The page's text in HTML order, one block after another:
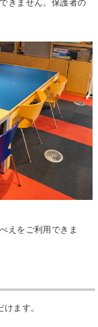
きません。保護者の
えをご利用できま
ます。